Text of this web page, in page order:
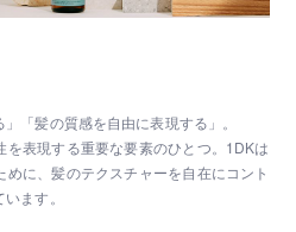
「髪の質感を自由に表現する」。
表現する重要な要素のひとつ。1DKは
に、髪のテクスチャーを自在にコント
ます。